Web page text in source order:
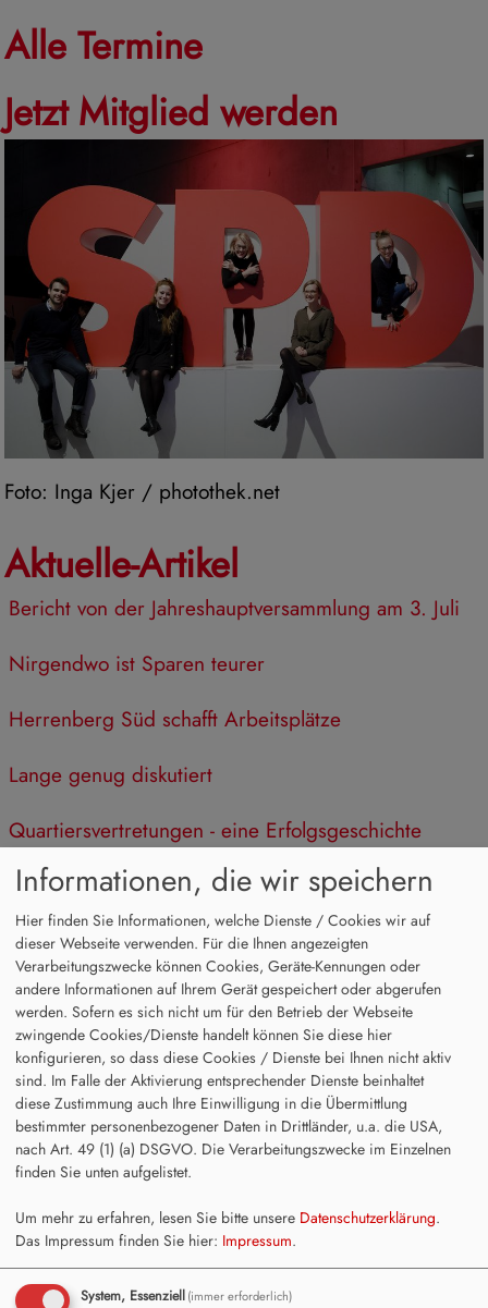
Alle Termine
Jetzt Mitglied werden
Foto: Inga Kjer / photothek.net
Aktuelle-Artikel
Bericht von der Jahreshauptversammlung am 3. Juli
Nirgendwo ist Sparen teurer
Herrenberg Süd schafft Arbeitsplätze
Lange genug diskutiert
Quartiersvertretungen - eine Erfolgsgeschichte
Wir im Netz
Suchen
Alternative Formate
Newsticker (RSS)
Newsticker (Atom)
Informationen, die wir speichern
Hier finden Sie Informationen, welche Dienste / Cookies wir auf
dieser Webseite verwenden. Für die Ihnen angezeigten
Verarbeitungszwecke können Cookies, Geräte-Kennungen oder
andere Informationen auf Ihrem Gerät gespeichert oder abgerufen
werden. Sofern es sich nicht um für den Betrieb der Webseite
zwingende Cookies/Dienste handelt können Sie diese hier
konfigurieren, so dass diese Cookies / Dienste bei Ihnen nicht aktiv
sind. Im Falle der Aktivierung entsprechender Dienste beinhaltet
diese Zustimmung auch Ihre Einwilligung in die Übermittlung
bestimmter personenbezogener Daten in Drittländer, u.a. die USA,
nach Art. 49 (1) (a) DSGVO. Die Verarbeitungszwecke im Einzelnen
finden Sie unten aufgelistet.
Um mehr zu erfahren, lesen Sie bitte unsere Datenschutzerklärung.
Das Impressum finden Sie hier: Impressum.
System, Essenziell(immer erforderlich)